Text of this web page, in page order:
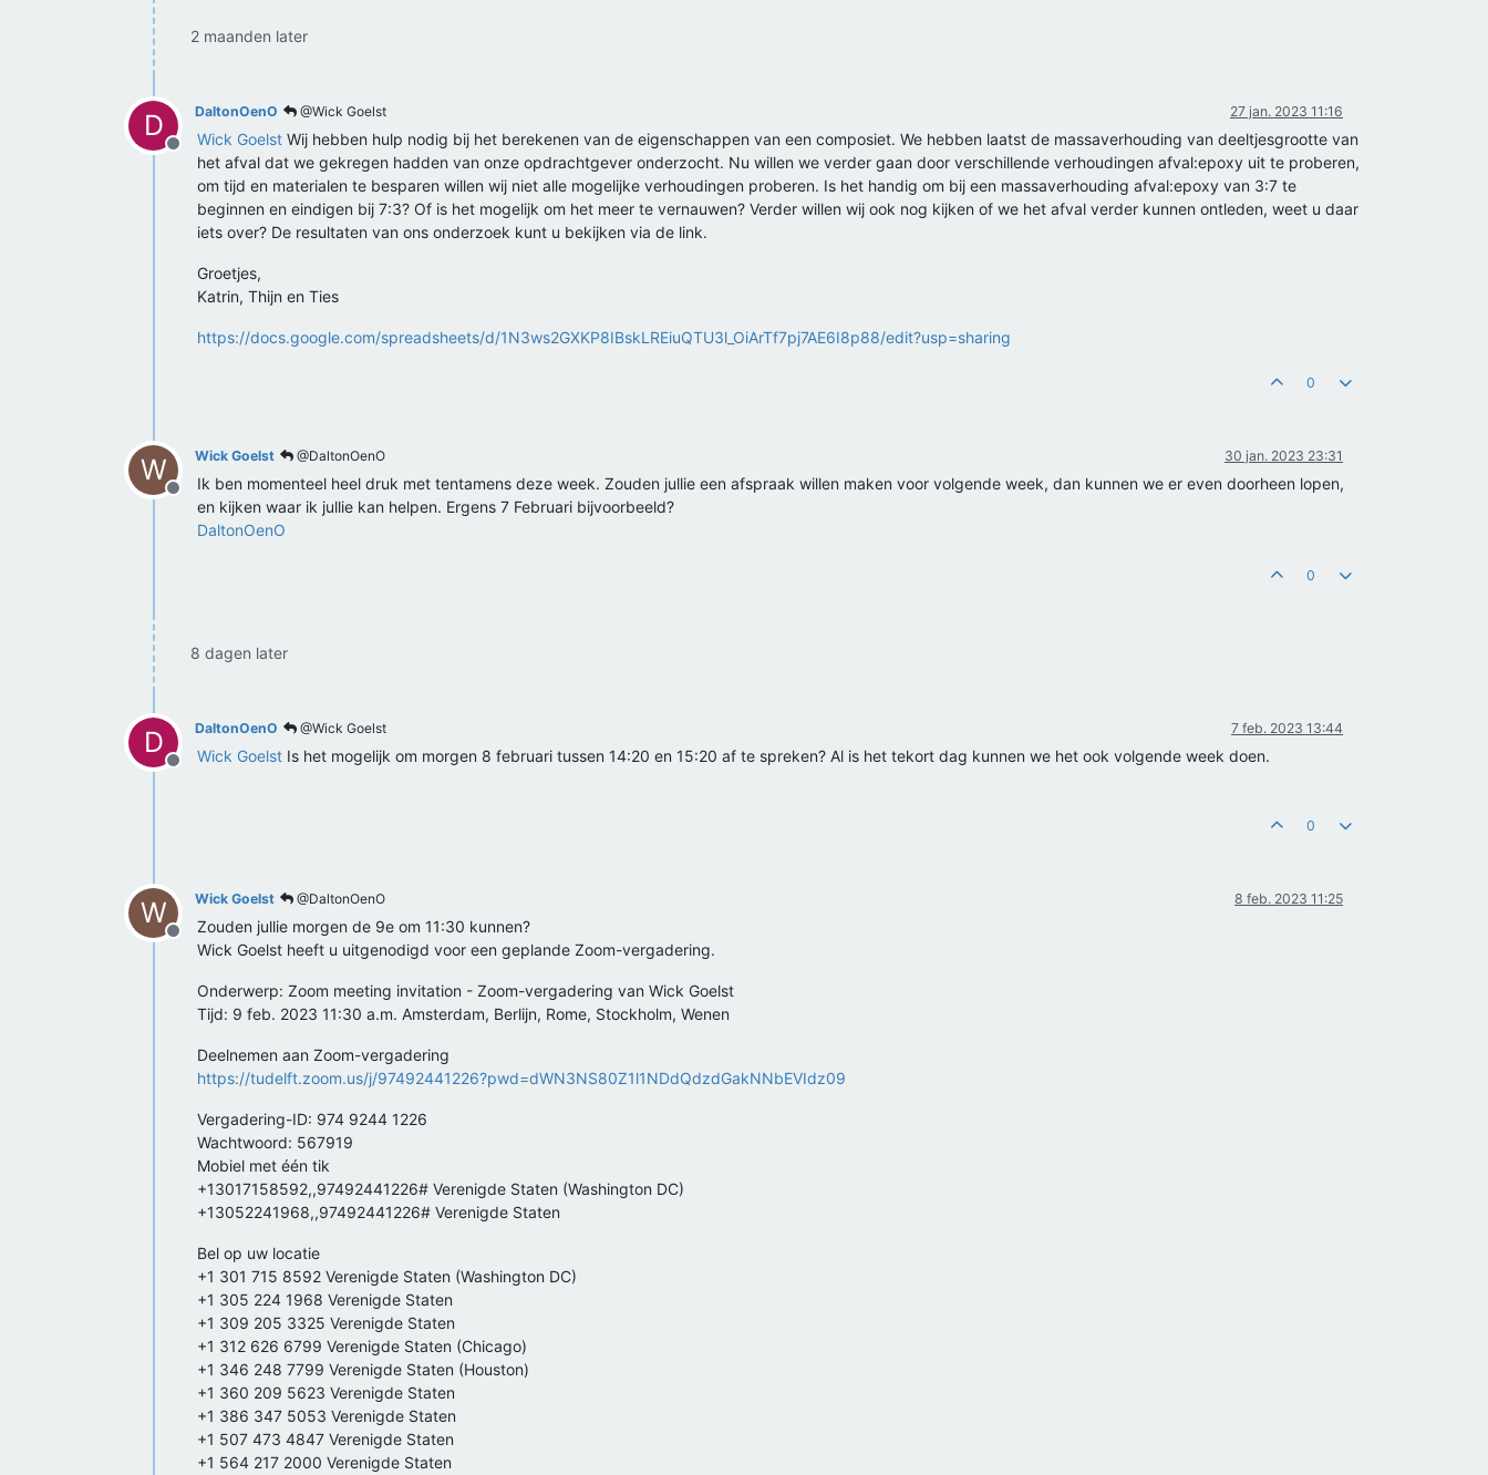
2 maanden later
D
Offline
DaltonOenO @Wick Goelst 27 jan. 2023 11:16
Wick Goelst Wij hebben hulp nodig bij het berekenen van de eigenschappen van een composiet. We hebben laatst de massaverhouding van deeltjesgrootte van
het afval dat we gekregen hadden van onze opdrachtgever onderzocht. Nu willen we verder gaan door verschillende verhoudingen afval:epoxy uit te proberen,
om tijd en materialen te besparen willen wij niet alle mogelijke verhoudingen proberen. Is het handig om bij een massaverhouding afval:epoxy van 3:7 te
beginnen en eindigen bij 7:3? Of is het mogelijk om het meer te vernauwen? Verder willen wij ook nog kijken of we het afval verder kunnen ontleden, weet u daar
iets over? De resultaten van ons onderzoek kunt u bekijken via de link.
Groetjes,
Katrin, Thijn en Ties
https://docs.google.com/spreadsheets/d/1N3ws2GXKP8IBskLREiuQTU3l_OiArTf7pj7AE6I8p88/edit?usp=sharing
0
W
Offline
Wick Goelst @DaltonOenO 30 jan. 2023 23:31
Ik ben momenteel heel druk met tentamens deze week. Zouden jullie een afspraak willen maken voor volgende week, dan kunnen we er even doorheen lopen,
en kijken waar ik jullie kan helpen. Ergens 7 Februari bijvoorbeeld?
DaltonOenO
0
8 dagen later
D
Offline
DaltonOenO @Wick Goelst 7 feb. 2023 13:44
Wick Goelst Is het mogelijk om morgen 8 februari tussen 14:20 en 15:20 af te spreken? Al is het tekort dag kunnen we het ook volgende week doen.
0
W
Offline
Wick Goelst @DaltonOenO 8 feb. 2023 11:25
Zouden jullie morgen de 9e om 11:30 kunnen?
Wick Goelst heeft u uitgenodigd voor een geplande Zoom-vergadering.
Onderwerp: Zoom meeting invitation - Zoom-vergadering van Wick Goelst
Tijd: 9 feb. 2023 11:30 a.m. Amsterdam, Berlijn, Rome, Stockholm, Wenen
Deelnemen aan Zoom-vergadering
https://tudelft.zoom.us/j/97492441226?pwd=dWN3NS80Z1l1NDdQdzdGakNNbEVIdz09
Vergadering-ID: 974 9244 1226
Wachtwoord: 567919
Mobiel met één tik
+13017158592,,97492441226# Verenigde Staten (Washington DC)
+13052241968,,97492441226# Verenigde Staten
Bel op uw locatie
+1 301 715 8592 Verenigde Staten (Washington DC)
+1 305 224 1968 Verenigde Staten
+1 309 205 3325 Verenigde Staten
+1 312 626 6799 Verenigde Staten (Chicago)
+1 346 248 7799 Verenigde Staten (Houston)
+1 360 209 5623 Verenigde Staten
+1 386 347 5053 Verenigde Staten
+1 507 473 4847 Verenigde Staten
+1 564 217 2000 Verenigde Staten